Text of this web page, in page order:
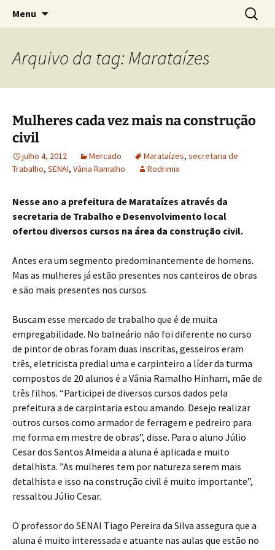
conteúdo
Rodrimix
Concretos e Pisos Industriais LTDA
Menu
por:
Arquivo da tag: Marataízes
Mulheres cada vez mais na construção
civil
julho 4, 2012 Mercado Marataízes, secretaria de
Trabalho, SENAI, Vânia Ramalho Rodrimix
Nesse ano a prefeitura de Marataízes através da
secretaria de Trabalho e Desenvolvimento local
ofertou diversos cursos na área da construção civil.
Antes era um segmento predominantemente de homens.
Mas as mulheres já estão presentes nos canteiros de obras
e são mais presentes nos cursos.
Buscam esse mercado de trabalho que é de muita
empregabilidade. No balneário não foi diferente no curso
de pintor de obras foram duas inscritas, gesseiros eram
três, eletricista predial uma e carpinteiro a líder da turma
compostos de 20 alunos é a Vânia Ramalho Hinham, mãe de
três filhos. “Participei de diversos cursos dados pela
prefeitura a de carpintaria estou amando. Desejo realizar
outros cursos como armador de ferragem e pedreiro para
me forma em mestre de obras”, disse. Para o aluno Júlio
Cesar dos Santos Almeida a aluna é aplicada e muito
detalhista. ”As mulheres tem por natureza serem mais
detalhista e isso na construção civil é muito importante”,
ressaltou Júlio Cesar.
O professor do SENAI Tiago Pereira da Silva assegura que a
aluna é muito interessada e atuante nas aulas que estão no